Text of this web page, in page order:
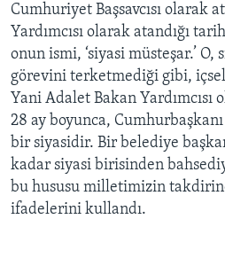
Cumhuriyet Başsavcısı olarak
Yardımcısı olarak atandığı
onun ismi, ‘siyasi müsteşar.’ O,
görevini terketmediği gibi,
Yani Adalet Bakan Yardımcısı
28 ay boyunca,
bir siyasidir. Bir belediye
kadar siyasi birisinden
bu hususu milletimizin
ifadelerini kullandı.